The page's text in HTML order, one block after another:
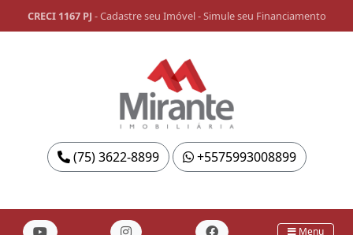
CRECI 1167 PJ -Cadastre seu Imóvel-Simule seu Financiamento
(75) 3622-8899 +5575993008899
Menu